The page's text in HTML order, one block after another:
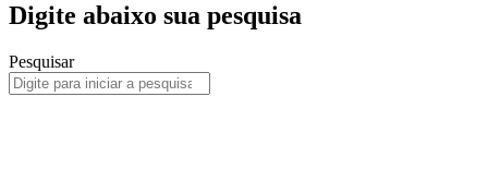
Digite abaixo sua pesquisa
Pesquisar